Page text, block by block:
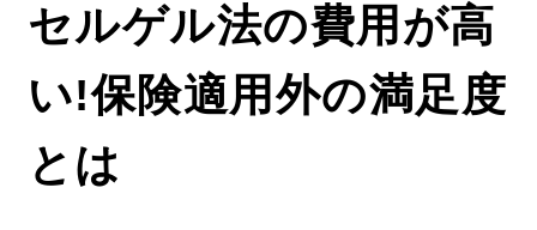
セルゲル法の費用が高
い!保険適用外の満足度
とは